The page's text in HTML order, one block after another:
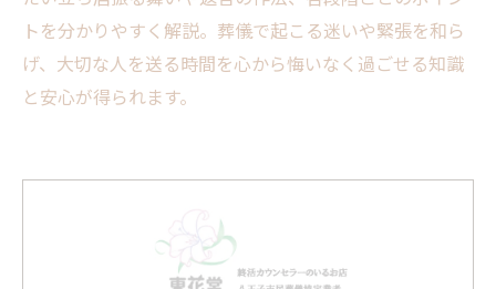
トを分かりやすく解説。葬儀で起こる迷いや緊張を和ら
げ、大切な人を送る時間を心から悔いなく過ごせる知識
と安心が得られます。